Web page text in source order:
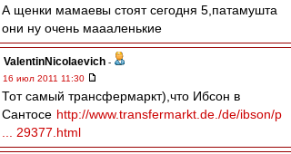
А щенки мамаевы стоят сегодня 5,патамушта
они ну очень маааленькие
ValentinNicolaevich -
16 июл 2011 11:30
Тот самый трансфермаркт),что Ибсон в
Сантосе http://www.transfermarkt.de./de/ibson/p
... 29377.html